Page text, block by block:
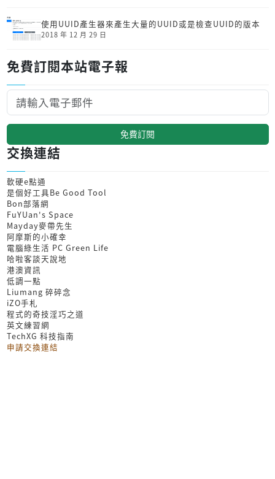
使用UUID產生器來產生大量的UUID或是檢查UUID的版本
2018 年 12 月 29 日
免費訂閱本站電子報
免費訂閱
交換連結
軟硬e點通
是個好工具Be Good Tool
Bon部落網
FuYUan's Space
Mayday麥帶先生
阿摩斯的小確幸
電腦綠生活 PC Green Life
哈啦客談天說地
港澳資訊
低調一點
Liumang 碎碎念
iZO手札
程式的奇技淫巧之道
英文練習網
TechXG 科技指南
申請交換連結